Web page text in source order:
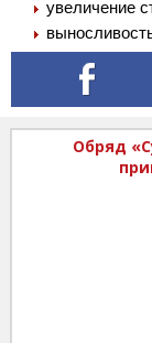
увеличение
Обряд